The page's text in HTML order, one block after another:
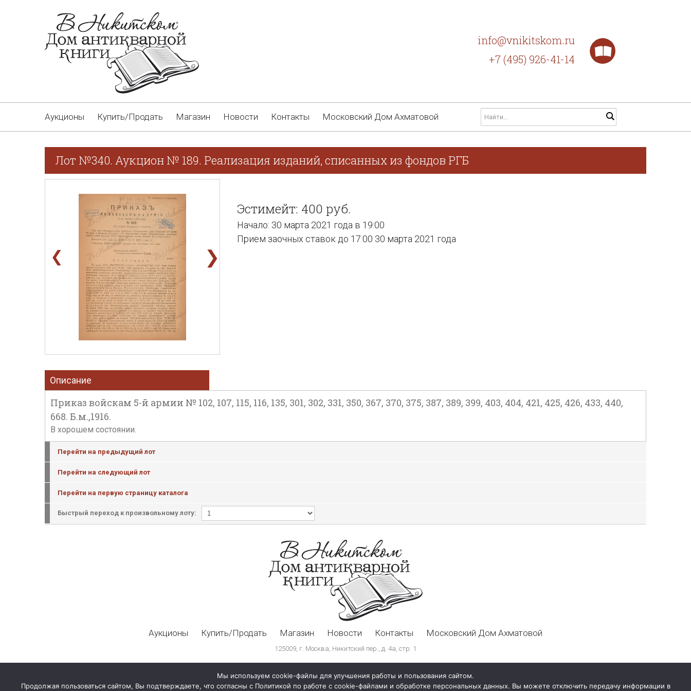
info@vnikitskom.ru
+7 (495) 926-41-14
Аукционы Купить/Продать Магазин Новости Контакты Московский Дом Ахматовой
Лот №340. Аукцион № 189. Реализация изданий, списанных из фондов РГБ
❮ ❯
Эстимейт: 400 руб.
Начало: 30 марта 2021 года в 19:00
Прием заочных ставок до 17:00 30 марта 2021 года
Описание
Приказ войскам 5-й армии № 102, 107, 115, 116, 135, 301, 302, 331, 350, 367, 370, 375, 387, 389, 399, 403, 404, 421, 425, 426, 433, 440,
668. Б.м.,1916.
В хорошем состоянии.
Перейти на предыдущий лот
Перейти на следующий лот
Перейти на первую страницу каталога
Быстрый переход к произвольному лоту:
Аукционы Купить/Продать Магазин Новости Контакты Московский Дом Ахматовой
125009, г. Москва, Никитский пер., д. 4а, стр. 1
Мы используем cookie-файлы для улучшения работы и пользования сайтом.
Продолжая пользоваться сайтом, Вы подтверждаете, что согласны с Политикой по работе с cookie-файлами и обработке персональных данных. Вы можете отключить передачу информации в